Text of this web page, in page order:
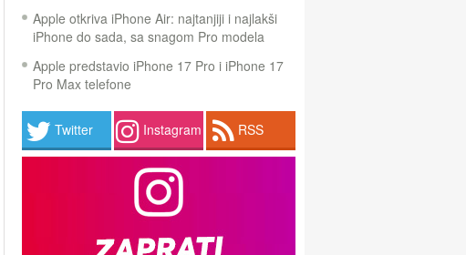
Apple otkriva iPhone Air: najtanjiji i najlakši
iPhone do sada, sa snagom Pro modela
Apple predstavio iPhone 17 Pro i iPhone 17
Pro Max telefone
Twitter Instagram RSS